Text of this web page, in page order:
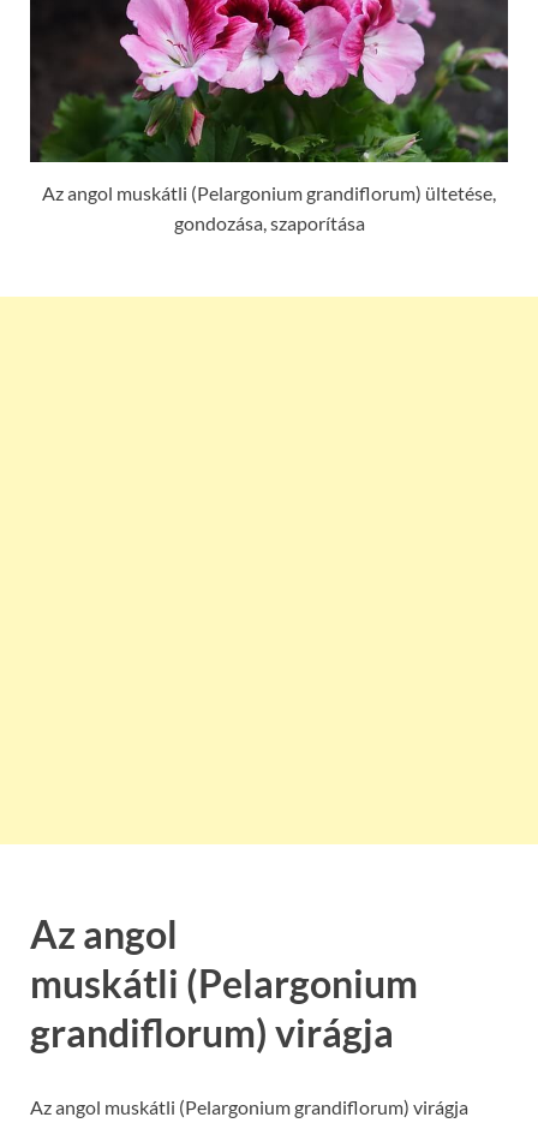
Az angol muskátli (Pelargonium grandiflorum) ültetése,
gondozása, szaporítása
Az angol
muskátli (Pelargonium
grandiflorum) virágja
Az angol muskátli (Pelargonium grandiflorum) virágja